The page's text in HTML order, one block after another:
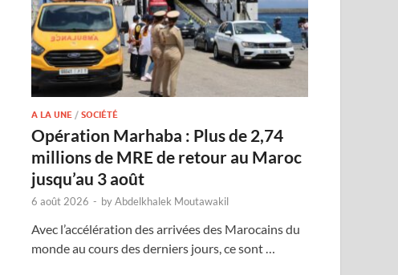
A LA UNE /SOCIÉTÉ
Opération Marhaba : Plus de 2,74
millions de MRE de retour au Maroc
jusqu’au 3 août
6 août 2026 - byAbdelkhalek Moutawakil
Avec l’accélération des arrivées des Marocains du
monde au cours des derniers jours, ce sont …